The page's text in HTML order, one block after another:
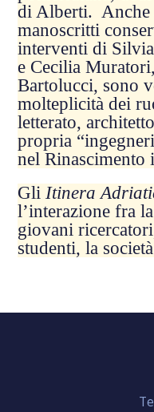
di Alberti. Anche
manoscritti
interventi di
e Cecilia
Bartolucci, sono
molteplicità dei
letterato,
propria
nel Rinascimento
GliItinera
l’interazione fra
giovani
studenti, la